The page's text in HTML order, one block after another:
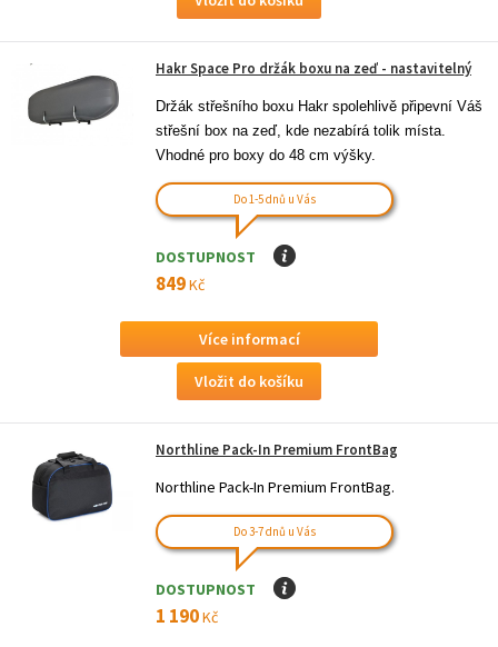
Hakr Space Pro držák boxu na zeď - nastavitelný
Držák střešního boxu Hakr spolehlivě připevní Váš
střešní box na zeď, kde nezabírá tolik místa.
Vhodné pro boxy do 48 cm výšky.
Do 1-5 dnů u Vás
DOSTUPNOST I
849Kč
Více informací
Northline Pack-In Premium FrontBag
Northline Pack-In Premium FrontBag.
Do 3-7 dnů u Vás
DOSTUPNOST I
1 190Kč